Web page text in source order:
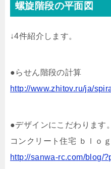
螺旋階段の平面図
↓4件紹介します。
●らせん階段の計算
http://www.zhitov.ru/ja/
●デザインにこだわります
コンクリート住宅 ｂｌｏｇ
http://sanwa-rc.com/blog/